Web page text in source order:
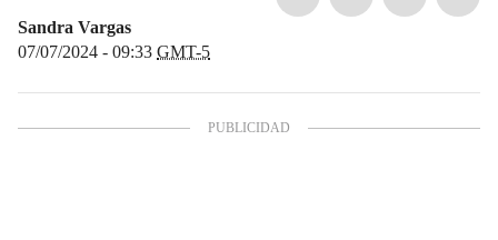
Sandra Vargas
07/07/2024 - 09:33 GMT-5